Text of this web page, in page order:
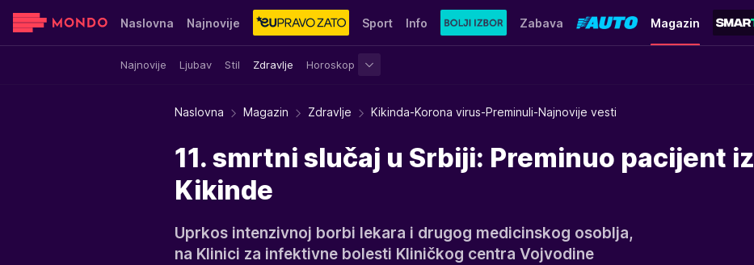
Naslovna Najnovije Sport Info Zabava Magazin
Najnovije Ljubav Stil Zdravlje Horoskop
Sensa Stvar ukusa Yumama
Naslovna Magazin Zdravlje Kikinda-Korona virus-Preminuli-Najnovije vesti
11. smrtni slučaj u Srbiji: Preminuo pacijent iz
Kikinde
Uprkos intenzivnoj borbi lekara i drugog medicinskog osoblja,
na Klinici za infektivne bolesti Kliničkog centra Vojvodine